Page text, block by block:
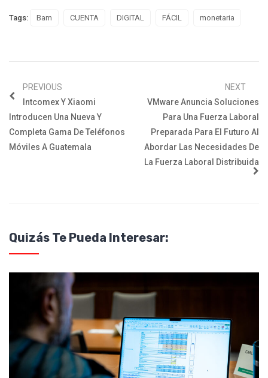
Tags: Bam CUENTA DIGITAL FÁCIL monetaria
PREVIOUS
Intcomex Y Xiaomi
Introducen Una Nueva Y
Completa Gama De Teléfonos
Móviles A Guatemala
NEXT
VMware Anuncia Soluciones
Para Una Fuerza Laboral
Preparada Para El Futuro Al
Abordar Las Necesidades De
La Fuerza Laboral Distribuida
Quizás Te Pueda Interesar: